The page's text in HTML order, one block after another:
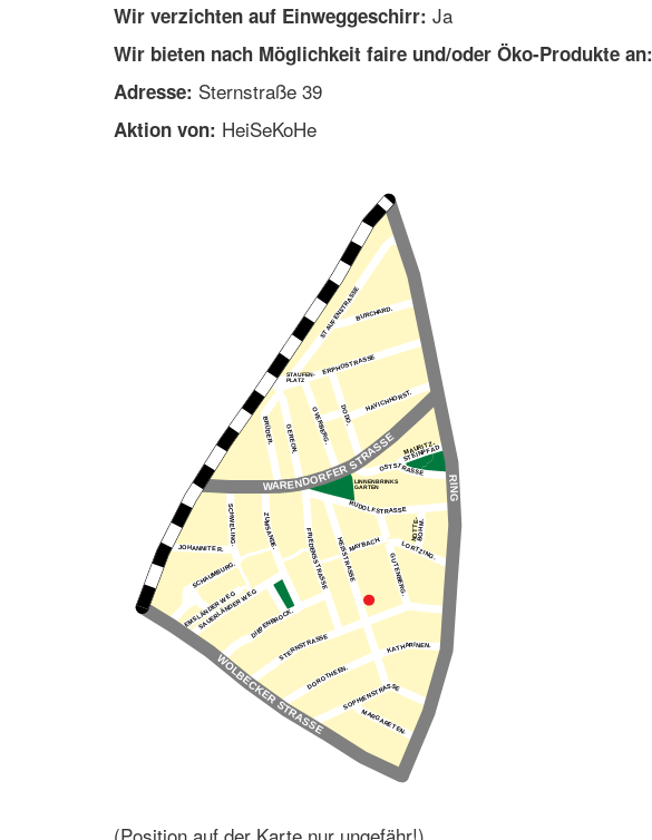
Wir verzichten auf Einweggeschirr: Ja
Wir bieten nach Möglichkeit faire und/oder Öko-Produkte an:
Adresse: Sternstraße 39
Aktion von: HeiSeKoHe